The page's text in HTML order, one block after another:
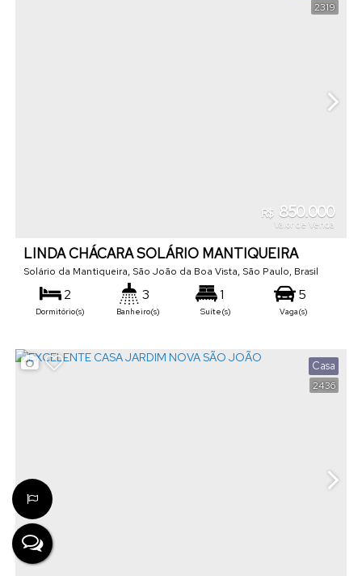
2319
R$ 850.000
Valor de Venda
LINDA CHÁCARA SOLÁRIO MANTIQUEIRA
Solário da Mantiqueira, São João da Boa Vista, São Paulo, Brasil
2
Dormitório(s)
3
Banheiro(s)
1
Suíte(s)
5
Vaga(s)
2436
Casa